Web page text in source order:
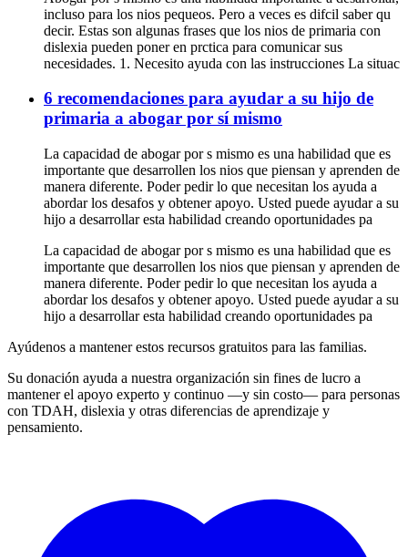
incluso para los nios pequeos. Pero a veces es difcil saber qu
decir. Estas son algunas frases que los nios de primaria con
dislexia pueden poner en prctica para comunicar sus
necesidades. 1. Necesito ayuda con las instrucciones La situac
6 recomendaciones para ayudar a su hijo de
primaria a abogar por sí mismo
La capacidad de abogar por s mismo es una habilidad que es
importante que desarrollen los nios que piensan y aprenden de
manera diferente. Poder pedir lo que necesitan los ayuda a
abordar los desafos y obtener apoyo. Usted puede ayudar a su
hijo a desarrollar esta habilidad creando oportunidades pa
La capacidad de abogar por s mismo es una habilidad que es
importante que desarrollen los nios que piensan y aprenden de
manera diferente. Poder pedir lo que necesitan los ayuda a
abordar los desafos y obtener apoyo. Usted puede ayudar a su
hijo a desarrollar esta habilidad creando oportunidades pa
Ayúdenos a mantener estos recursos gratuitos para las familias.
Su donación ayuda a nuestra organización sin fines de lucro a
mantener el apoyo experto y continuo —y sin costo— para personas
con TDAH, dislexia y otras diferencias de aprendizaje y
pensamiento.